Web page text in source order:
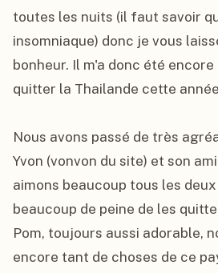
toutes les nuits (il faut savoir
insomniaque) donc je vous
bonheur. Il m'a donc été
quitter la Thailande cette
Nous avons passé de très
Yvon (vonvon du site) et son
aimons beaucoup tous les
beaucoup de peine de les
Pom, toujours aussi adorable,
encore tant de choses de ce